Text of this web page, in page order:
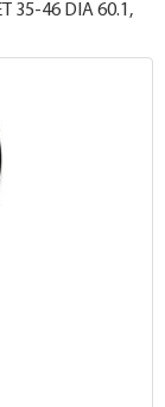
35-46 DIA 60.1,